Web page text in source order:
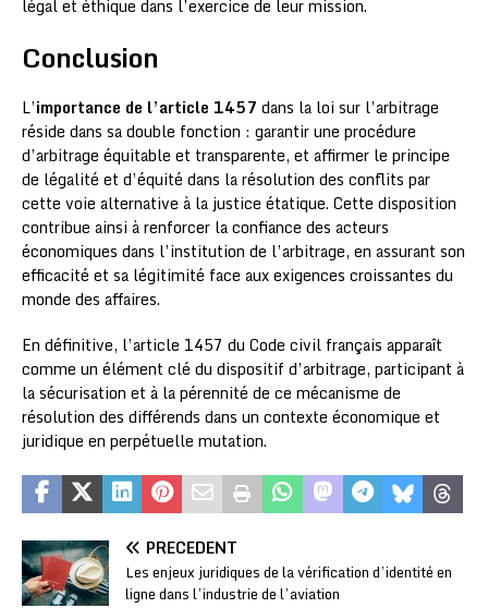
légal et éthique dans l’exercice de leur mission.
Conclusion
L’importance de l’article 1457 dans la loi sur l’arbitrage
réside dans sa double fonction : garantir une procédure
d’arbitrage équitable et transparente, et affirmer le principe
de légalité et d’équité dans la résolution des conflits par
cette voie alternative à la justice étatique. Cette disposition
contribue ainsi à renforcer la confiance des acteurs
économiques dans l’institution de l’arbitrage, en assurant son
efficacité et sa légitimité face aux exigences croissantes du
monde des affaires.
En définitive, l’article 1457 du Code civil français apparaît
comme un élément clé du dispositif d’arbitrage, participant à
la sécurisation et à la pérennité de ce mécanisme de
résolution des différends dans un contexte économique et
juridique en perpétuelle mutation.
PRÉCÉDENT
Les enjeux juridiques de la vérification d’identité en
ligne dans l’industrie de l’aviation